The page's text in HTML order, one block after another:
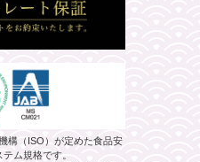
構（ISO）が定めた食品安
ム規格です。